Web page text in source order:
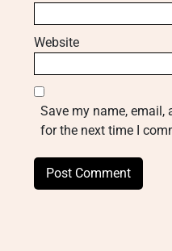
Website
Save my name, email,
for the next time I